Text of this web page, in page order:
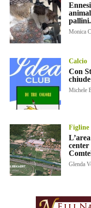
Monica
Calcio
Con
Michele
Figline
center
Glenda